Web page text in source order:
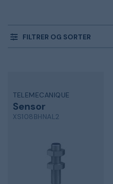
FILTRER OG SORTER
TELEMECANIQUE
Sensor
XS108BHNAL2